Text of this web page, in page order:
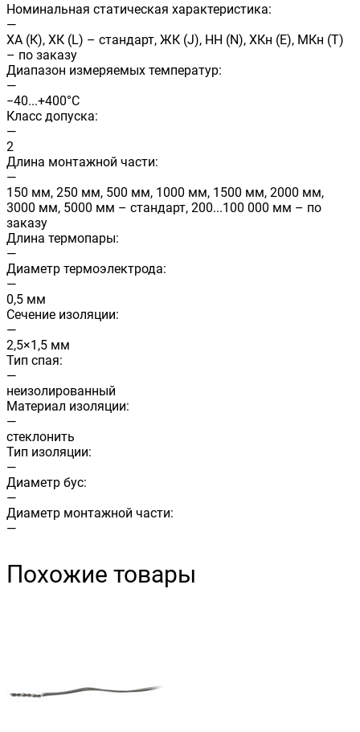
Номинальная статическая характеристика:
—
ХА (К), ХК (L) – стандарт, ЖК (J), НН (N), ХКн (E), МКн (Т)
– по заказу
Диапазон измеряемых температур:
—
−40...+400°С
Класс допуска:
—
2
Длина монтажной части:
—
150 мм, 250 мм, 500 мм, 1000 мм, 1500 мм, 2000 мм,
3000 мм, 5000 мм – стандарт, 200...100 000 мм – по
заказу
Длина термопары:
—
Диаметр термоэлектрода:
—
0,5 мм
Сечение изоляции:
—
2,5×1,5 мм
Тип спая:
—
неизолированный
Материал изоляции:
—
стеклонить
Тип изоляции:
—
Диаметр бус:
—
Диаметр монтажной части:
—
Похожие товары